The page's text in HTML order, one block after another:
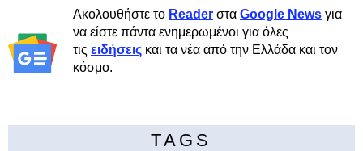
Ακολουθήστε το Reader στα Google News για
να είστε πάντα ενημερωμένοι για όλες
τις ειδήσεις και τα νέα από την Ελλάδα και τον
κόσμο.
TAGS